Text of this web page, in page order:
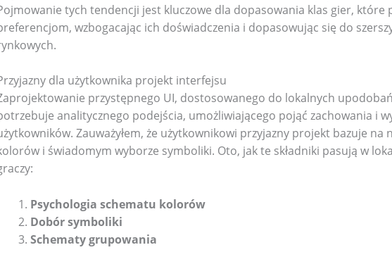
tych tendencji jest kluczowe dla dopasowania klas gier, które
wzbogacając ich doświadczenia i dopasowując się do
dla użytkownika projekt interfejsu
przystępnego UI, dostosowanego do lokalnych
analitycznego podejścia, umożliwiającego pojąć zachowania i
Zauważyłem, że użytkownikowi przyjazny projekt bazuje na
i świadomym wyborze symboliki. Oto, jak te składniki pasują w
Psychologia schematu kolorów
Dobór symboliki
Schematy grupowania